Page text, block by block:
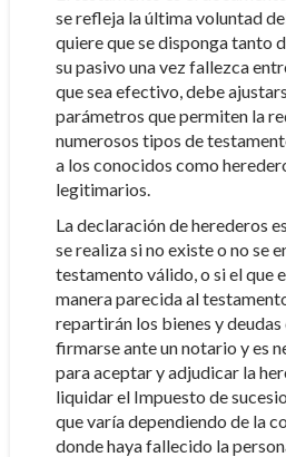
se refleja la última voluntad
quiere que se disponga tanto
su pasivo una vez fallezca
que sea efectivo, debe
parámetros que permiten la
numerosos tipos de
a los conocidos como
legitimarios.
La declaración de herederos
se realiza si no existe o no se
testamento válido, o si el que
manera parecida al
repartirán los bienes y
firmarse ante un notario y es
para aceptar y adjudicar la
liquidar el Impuesto de
que varía dependiendo de la
donde haya fallecido la